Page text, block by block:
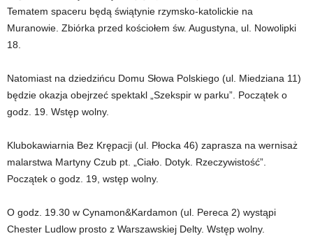
Tematem spaceru będą świątynie rzymsko-katolickie na
Muranowie. Zbiórka przed kościołem św. Augustyna, ul. Nowolipki
18.
Natomiast na dziedzińcu Domu Słowa Polskiego (ul. Miedziana 11)
będzie okazja obejrzeć spektakl „Szekspir w parku”. Początek o
godz. 19. Wstęp wolny.
Klubokawiarnia Bez Krępacji (ul. Płocka 46) zaprasza na wernisaż
malarstwa Martyny Czub pt. „Ciało. Dotyk. Rzeczywistość”.
Początek o godz. 19, wstęp wolny.
O godz. 19.30 w Cynamon&Kardamon (ul. Pereca 2) wystąpi
Chester Ludlow prosto z Warszawskiej Delty. Wstęp wolny.